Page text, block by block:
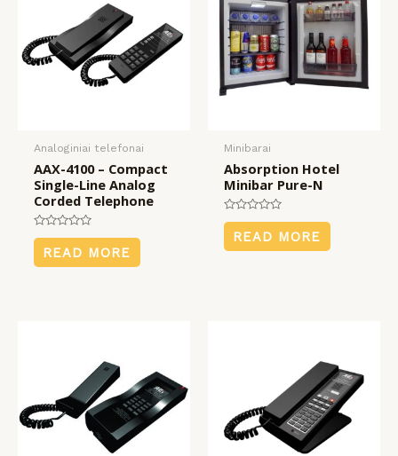
Analoginiai telefonai
AAX-4100 – Compact
Single-Line Analog
Corded Telephone
Rated
out
of
READ MORE
Minibarai
Absorption Hotel
Minibar Pure-N
Rated
out
of
READ MORE
payment
įrangos
mus